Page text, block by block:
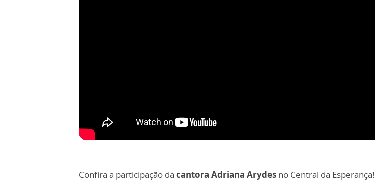
Confira a participação da cantora Adriana Arydes no Central da Esperança!